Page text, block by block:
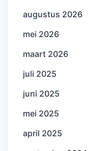
augustus 2026
mei 2026
maart 2026
juli 2025
juni 2025
mei 2025
april 2025